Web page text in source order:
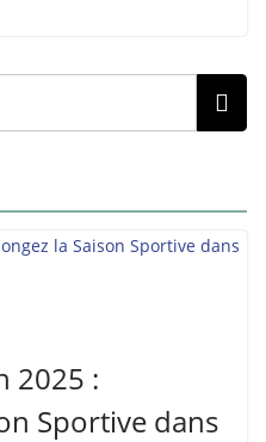
2025 :
Sportive dans